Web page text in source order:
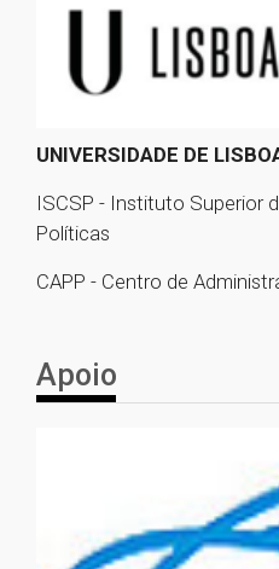
UNIVERSIDADE DE
ISCSP - Instituto Superior
Políticas
CAPP - Centro de
Apoio